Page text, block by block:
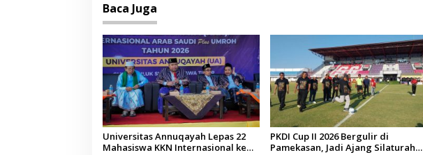
Baca Juga
Universitas Annuqayah Lepas 22
Mahasiswa KKN Internasional ke
PKDI Cup II 2026 Bergulir di
Pamekasan, Jadi Ajang Silaturahmi